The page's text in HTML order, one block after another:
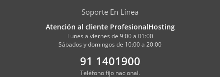
Soporte En Línea
Atención al cliente ProfesionalHosting
Lunes a viernes de 9:00 a 01:00
Sábados y domingos de 10:00 a 20:00
91 1401900
Teléfono fijo nacional.